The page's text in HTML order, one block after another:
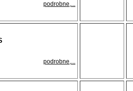
podrobne,...
podrobne,...